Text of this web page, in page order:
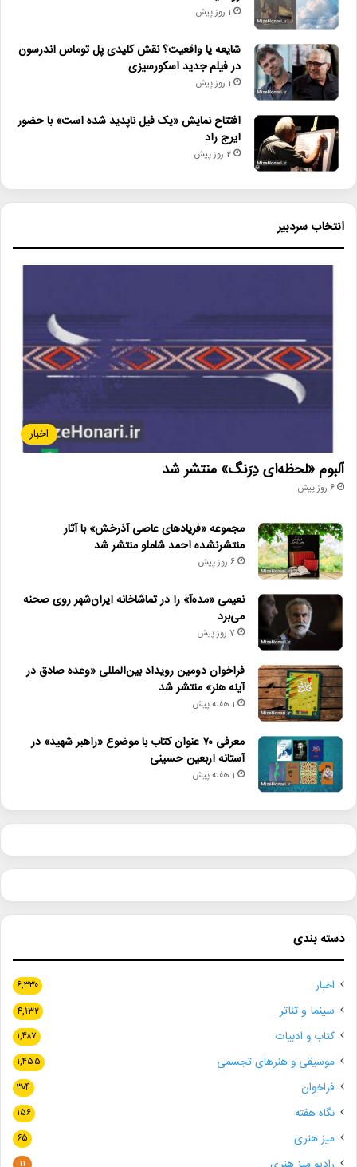
1 روز پیش
شایعه یا واقعیت؟ نقش کلیدی پل توماس اندرسون
در فیلم جدید اسکورسیزی
1 روز پیش
افتتاح نمایش «یک فیل ناپدید شده است» با حضور
ایرج راد
2 روز پیش
انتخاب سردبیر
اخبار
آلبوم «لحظه‌ای دِرَنگ» منتشر شد
6 روز پیش
مجموعه «فریادهای عاصی آذرخش» با آثار
منتشرنشده احمد شاملو منتشر شد
6 روز پیش
نعیمی «مده‌آ» را در تماشاخانه ایران‌شهر روی صحنه
می‌برد
7 روز پیش
فراخوان دومین رویداد بین‌المللی «وعده صادق در
آینه هنر» منتشر شد
1 هفته پیش
معرفی ۷۰ عنوان کتاب با موضوع «راهبر شهید» در
آستانه اربعین حسینی
1 هفته پیش
دسته بندی
اخبار ۶,۳۳۰
سینما و تئاتر ۴,۱۳۲
کتاب و ادبیات ۱,۴۸۷
موسیقی و هنرهای تجسمی ۱,۴۵۵
فراخوان ۳۰۴
نگاه هفته ۱۵۶
میز هنری ۶۵